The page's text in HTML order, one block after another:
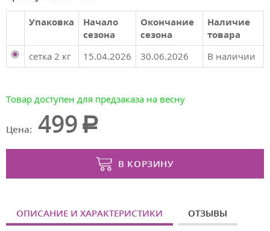
Упаковка
Начало
сезона
Окончание
сезона
Наличие
товара
сетка 2 кг
15.04.2026 30.06.2026 В наличии
Товар доступен для предзаказа на весну
Цена: 499
В КОРЗИНУ
ОПИСАНИЕ И ХАРАКТЕРИСТИКИ ОТЗЫВЫ